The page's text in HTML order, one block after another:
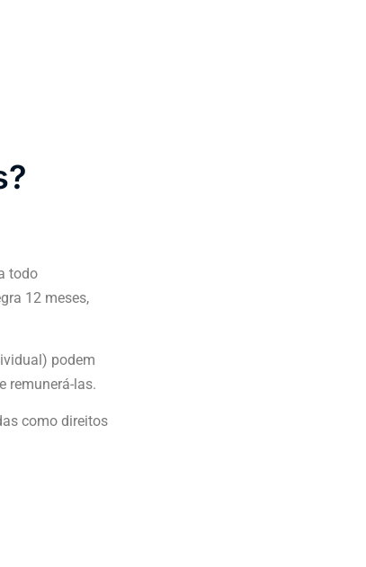
todo
12 meses,
podem
remunerá-las.
como direitos